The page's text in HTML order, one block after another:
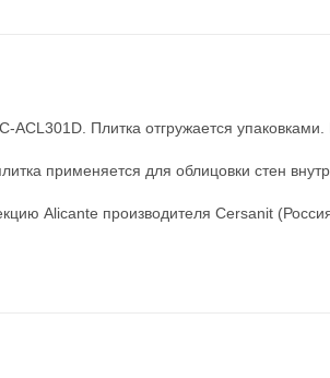
Плитка отгружается
применяется для облицовки стен
Alicante производителя Cersanit